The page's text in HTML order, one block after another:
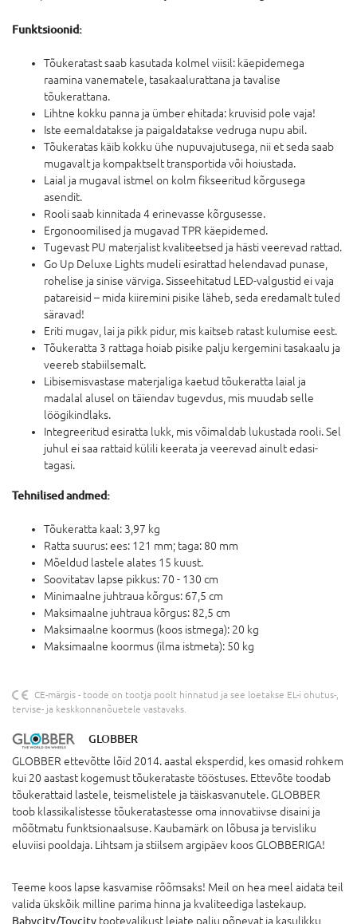
Funktsioonid:
Tõukeratast saab kasutada kolmel viisil: käepidemega
raamina vanematele, tasakaalurattana ja tavalise
tõukerattana.
Lihtne kokku panna ja ümber ehitada: kruvisid pole vaja!
Iste eemaldatakse ja paigaldatakse vedruga nupu abil.
Tõukeratas käib kokku ühe nupuvajutusega, nii et seda saab
mugavalt ja kompaktselt transportida või hoiustada.
Laial ja mugaval istmel on kolm fikseeritud kõrgusega
asendit.
Rooli saab kinnitada 4 erinevasse kõrgusesse.
Ergonoomilised ja mugavad TPR käepidemed.
Tugevast PU materjalist kvaliteetsed ja hästi veerevad rattad.
Go Up Deluxe Lights mudeli esirattad helendavad punase,
rohelise ja sinise värviga. Sisseehitatud LED-valgustid ei vaja
patareisid – mida kiiremini pisike läheb, seda eredamalt tuled
säravad!
Eriti mugav, lai ja pikk pidur, mis kaitseb ratast kulumise eest.
Tõukeratta 3 rattaga hoiab pisike palju kergemini tasakaalu ja
veereb stabiilsemalt.
Libisemisvastase materjaliga kaetud tõukeratta laial ja
madalal alusel on täiendav tugevdus, mis muudab selle
löögikindlaks.
Integreeritud esiratta lukk, mis võimaldab lukustada rooli. Sel
juhul ei saa rattaid külili keerata ja veerevad ainult edasi-
tagasi.
Tehnilised andmed:
Tõukeratta kaal: 3,97 kg
Ratta suurus: ees: 121 mm; taga: 80 mm
Mõeldud lastele alates 15 kuust.
Soovitatav lapse pikkus: 70 - 130 cm
Minimaalne juhtraua kõrgus: 67,5 cm
Maksimaalne juhtraua kõrgus: 82,5 cm
Maksimaalne koormus (koos istmega): 20 kg
Maksimaalne koormus (ilma istmeta): 50 kg
CE-märgis - toode on tootja poolt hinnatud ja see loetakse EL-i ohutus-,
tervise- ja keskkonnanõuetele vastavaks.
GLOBBER
GLOBBER ettevõtte lõid 2014. aastal eksperdid, kes omasid rohkem
kui 20 aastast kogemust tõukerataste tööstuses. Ettevõte toodab
tõukerattaid lastele, teismelistele ja täiskasvanutele. GLOBBER
toob klassikalistesse tõukeratastesse oma innovatiivse disaini ja
mõõtmatu funktsionaalsuse. Kaubamärk on lõbusa ja tervisliku
eluviisi pooldaja. Lihtsam ja stiilsem argipäev koos GLOBBERIGA!
Teeme koos lapse kasvamise rõõmsaks! Meil on hea meel aidata teil
valida ükskõik milline parima hinna ja kvaliteediga lastekaup.
Babycity/Toycity tootevalikust leiate palju põnevat ja kasulikku